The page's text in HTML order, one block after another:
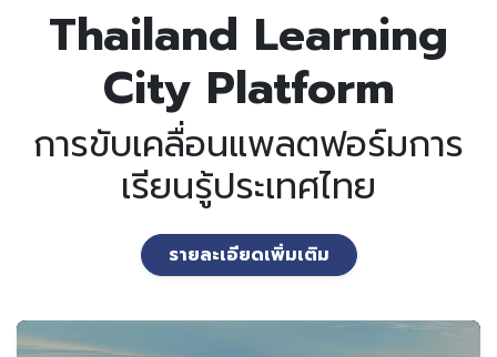
Thailand Learning
City Platform
การขับเคลื่อนแพลตฟอร์มการ
เรียนรู้ประเทศไทย
รายละเอียดเพิ่มเติม